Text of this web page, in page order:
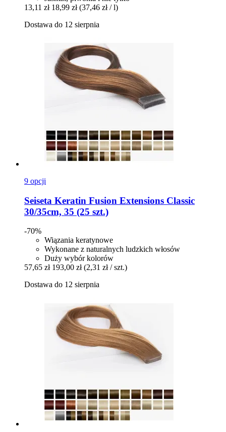
13,11 zł 18,99 zł (37,46 zł / l)
Dostawa do 12 sierpnia
9 opcji
Seiseta Keratin Fusion Extensions Classic
30/35cm, 35 (25 szt.)
-70%
Wiązania keratynowe
Wykonane z naturalnych ludzkich włosów
Duży wybór kolorów
57,65 zł 193,00 zł (2,31 zł / szt.)
Dostawa do 12 sierpnia